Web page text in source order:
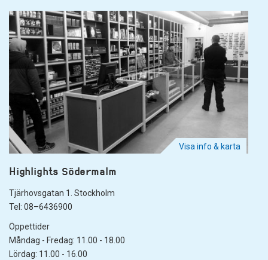
Visa info & karta
Highlights Södermalm
Tjärhovsgatan 1. Stockholm
Tel: 08–6436900
Öppettider
Måndag - Fredag: 11.00 - 18.00
Lördag: 11.00 - 16.00